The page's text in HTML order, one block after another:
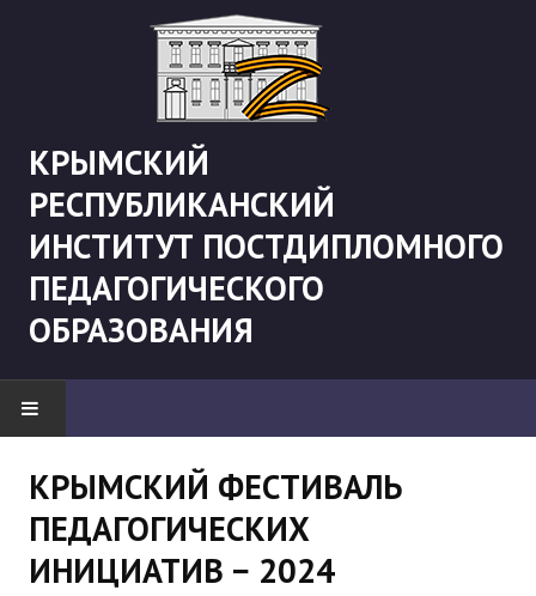
КРЫМСКИЙ
РЕСПУБЛИКАНСКИЙ
ИНСТИТУТ ПОСТДИПЛОМНОГО
ПЕДАГОГИЧЕСКОГО
ОБРАЗОВАНИЯ
"Боевая" русистика
Будни института
КРЫМСКИЙ ФЕСТИВАЛЬ
ПЕДАГОГИЧЕСКИХ
ИНИЦИАТИВ − 2024